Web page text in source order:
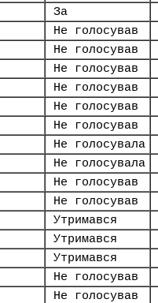
За
Не голосував
Не голосував
Не голосував
Не голосував
Не голосував
Не голосував
Не голосувала
Не голосувала
Не голосував
Не голосував
Утримався
Утримався
Утримався
Не голосував
Не голосував